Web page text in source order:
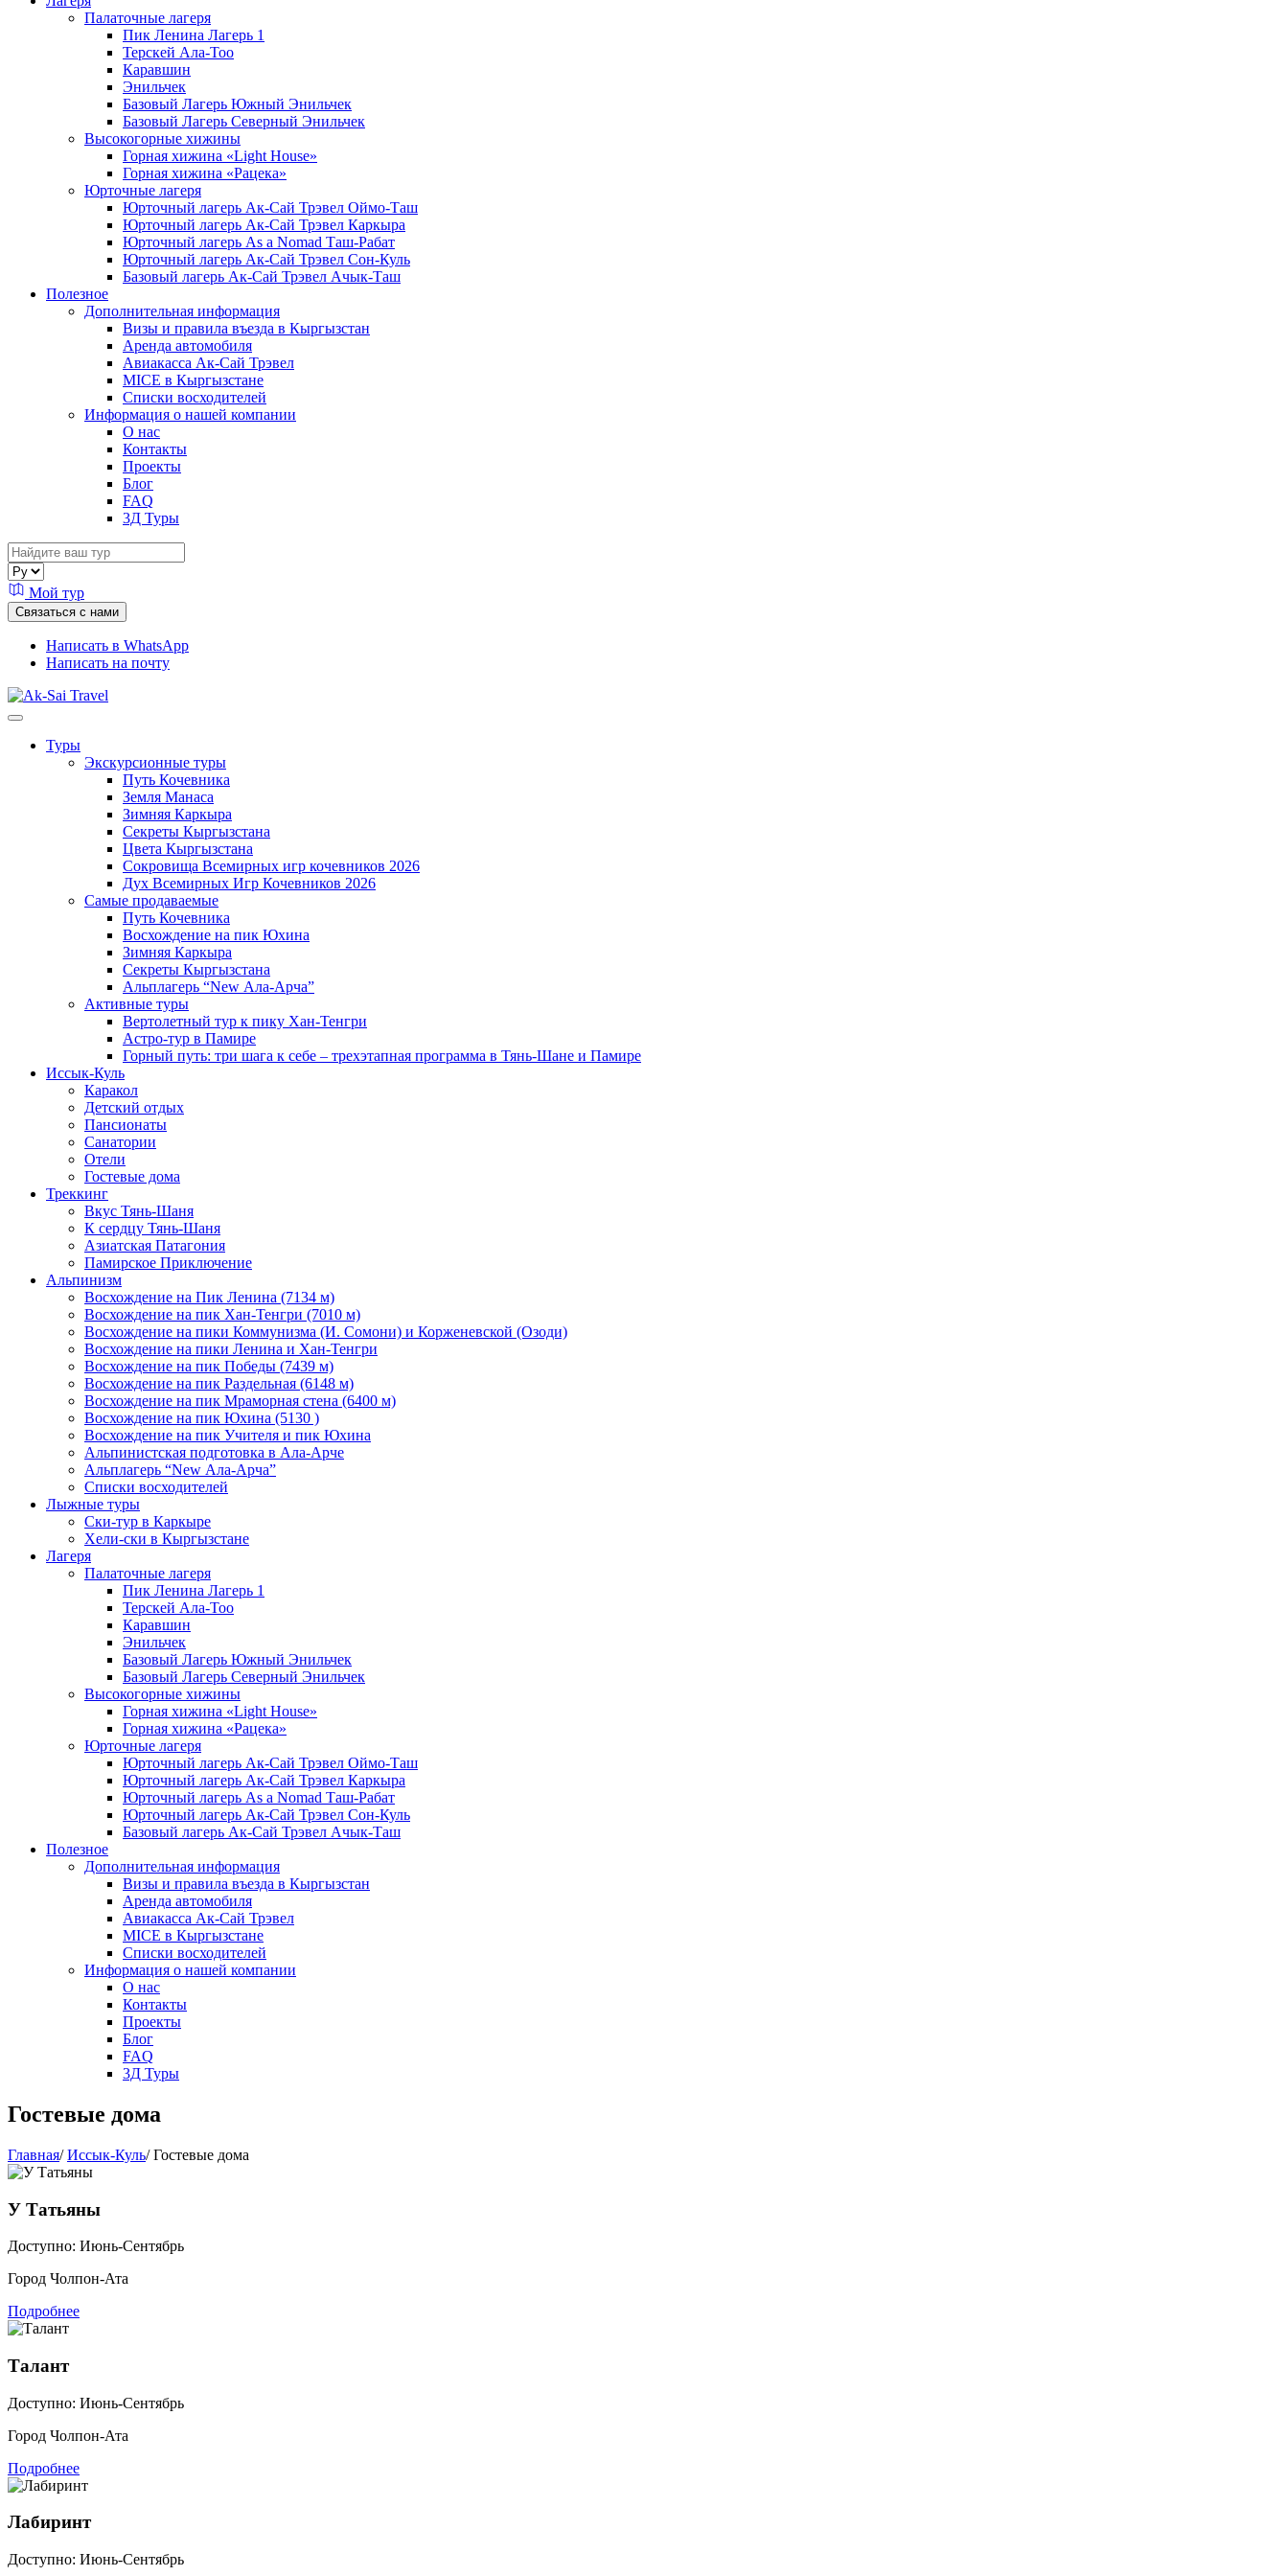
Палаточные лагеря
Пик Ленина Лагерь 1
Терскей Ала-Тоо
Каравшин
Энильчек
Базовый Лагерь Южный Энильчек
Базовый Лагерь Северный Энильчек
Высокогорные хижины
Горная хижина «Light House»
Горная хижина «Рацека»
Юрточные лагеря
Юрточный лагерь Ак-Сай Трэвел Оймо-Таш
Юрточный лагерь Ак-Сай Трэвел Каркыра
Юрточный лагерь As a Nomad Таш-Рабат
Юрточный лагерь Ак-Сай Трэвел Сон-Куль
Базовый лагерь Ак-Сай Трэвел Ачык-Таш
Полезное
Дополнительная информация
Визы и правила въезда в Кыргызстан
Аренда автомобиля
Авиакасса Ак-Сай Трэвел
MICE в Кыргызстане
Списки восходителей
Информация о нашей компании
О нас
Контакты
Проекты
Блог
FAQ
3Д Туры
Мой тур
Связаться с нами
Написать в WhatsApp
Написать на почту
Туры
Экскурсионные туры
Путь Кочевника
Земля Манаса
Зимняя Каркыра
Секреты Кыргызстана
Цвета Кыргызстана
Сокровища Всемирных игр кочевников 2026
Дух Всемирных Игр Кочевников 2026
Самые продаваемые
Путь Кочевника
Восхождение на пик Юхина
Зимняя Каркыра
Секреты Кыргызстана
Альплагерь “New Ала-Арча”
Активные туры
Вертолетный тур к пику Хан-Тенгри
Астро-тур в Памире
Горный путь: три шага к себе – трехэтапная программа в Тянь-Шане и Памире
Иссык-Куль
Каракол
Детский отдых
Пансионаты
Санатории
Отели
Гостевые дома
Треккинг
Вкус Тянь-Шаня
К сердцу Тянь-Шаня
Азиатская Патагония
Памирское Приключение
Альпинизм
Восхождение на Пик Ленина (7134 м)
Восхождение на пик Хан-Тенгри (7010 м)
Восхождение на пики Коммунизма (И. Сомони) и Корженевской (Озоди)
Восхождение на пики Ленина и Хан-Тенгри
Восхождение на пик Победы (7439 м)
Восхождение на пик Раздельная (6148 м)
Восхождение на пик Мраморная стена (6400 м)
Восхождение на пик Юхина (5130 )
Восхождение на пик Учителя и пик Юхина
Альпинистская подготовка в Ала-Арче
Альплагерь “New Ала-Арча”
Списки восходителей
Лыжные туры
Ски-тур в Каркыре
Хели-ски в Кыргызстане
Лагеря
Палаточные лагеря
Пик Ленина Лагерь 1
Терскей Ала-Тоо
Каравшин
Энильчек
Базовый Лагерь Южный Энильчек
Базовый Лагерь Северный Энильчек
Высокогорные хижины
Горная хижина «Light House»
Горная хижина «Рацека»
Юрточные лагеря
Юрточный лагерь Ак-Сай Трэвел Оймо-Таш
Юрточный лагерь Ак-Сай Трэвел Каркыра
Юрточный лагерь As a Nomad Таш-Рабат
Юрточный лагерь Ак-Сай Трэвел Сон-Куль
Базовый лагерь Ак-Сай Трэвел Ачык-Таш
Полезное
Дополнительная информация
Визы и правила въезда в Кыргызстан
Аренда автомобиля
Авиакасса Ак-Сай Трэвел
MICE в Кыргызстане
Списки восходителей
Информация о нашей компании
О нас
Контакты
Проекты
Блог
FAQ
3Д Туры
Гостевые дома
Главная/ Иссык-Куль/ Гостевые дома
У Татьяны
Доступно: Июнь-Сентябрь
Город Чолпон-Ата
Подробнее
Талант
Доступно: Июнь-Сентябрь
Город Чолпон-Ата
Подробнее
Лабиринт
Доступно: Июнь-Сентябрь